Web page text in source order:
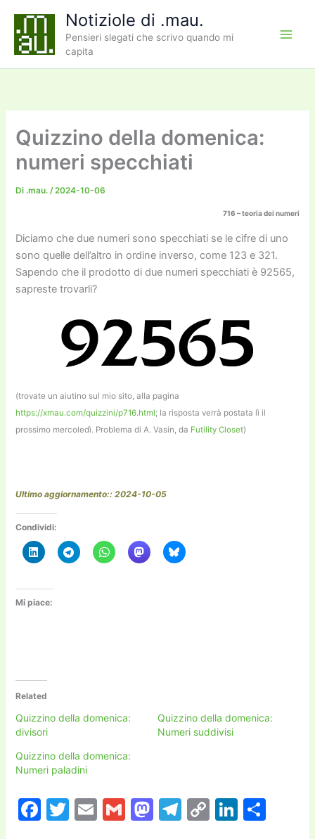
contenuto
Notiziole di .mau.
Pensieri slegati che scrivo quando mi
capita
Quizzino della domenica:
numeri specchiati
Di .mau./2024-10-06
716 – teoria dei numeri
Diciamo che due numeri sono specchiati se le cifre di uno
sono quelle dell’altro in ordine inverso, come 123 e 321.
Sapendo che il prodotto di due numeri specchiati è 92565,
sapreste trovarli?
(trovate un aiutino sul mio sito, alla pagina
https://xmau.com/quizzini/p716.html; la risposta verrà postata lì il
prossimo mercoledì. Problema di A. Vasin, da Futility Closet)
Ultimo aggiornamento:: 2024-10-05
Condividi:
Mi piace:
Related
Quizzino della domenica:
divisori
Quizzino della domenica:
Numeri suddivisi
Quizzino della domenica:
Numeri paladini
F
T
E
G
M T
C
Li